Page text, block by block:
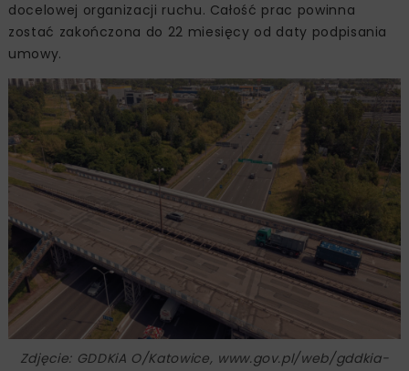
docelowej organizacji ruchu. Całość prac powinna
zostać zakończona do 22 miesięcy od daty podpisania
umowy.
Zdjęcie: GDDKiA O/Katowice, www.gov.pl/web/gddkia-